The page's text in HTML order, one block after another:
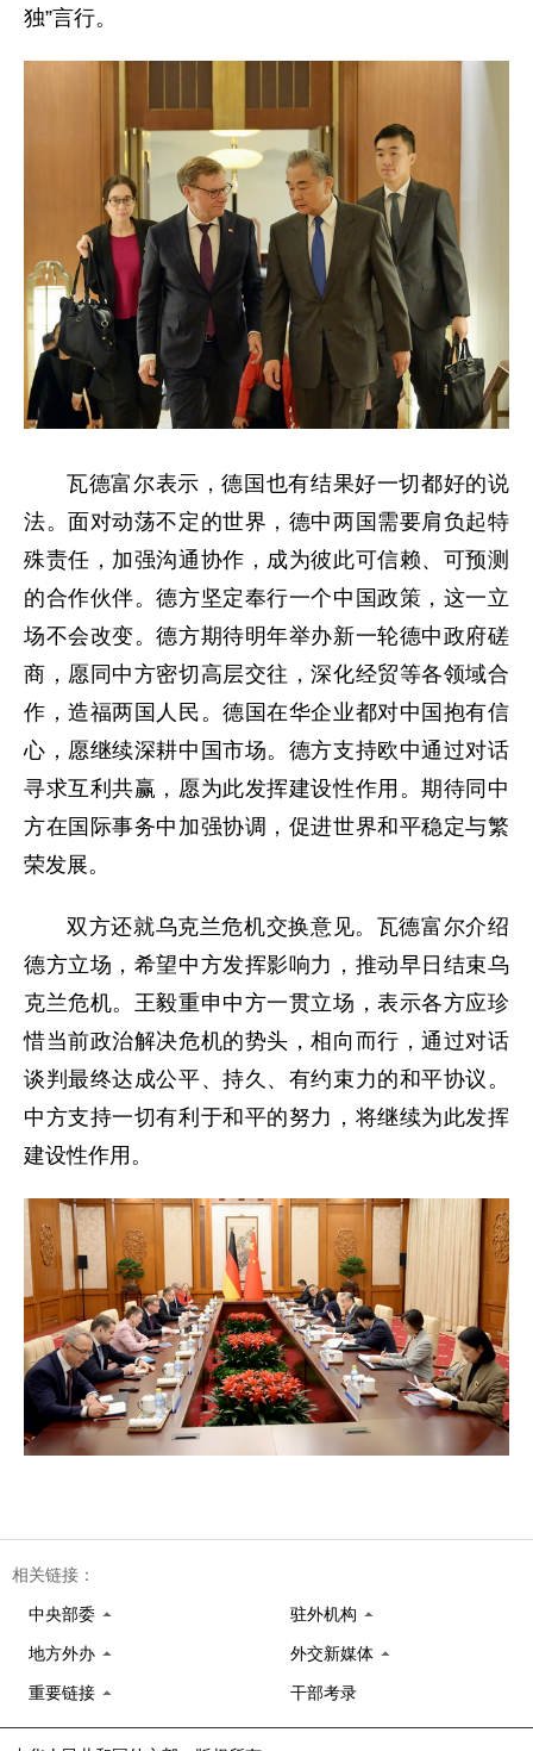
独”言行。
瓦德富尔表示，德国也有结果好一切都好的说
法。面对动荡不定的世界，德中两国需要肩负起特
殊责任，加强沟通协作，成为彼此可信赖、可预测
的合作伙伴。德方坚定奉行一个中国政策，这一立
场不会改变。德方期待明年举办新一轮德中政府磋
商，愿同中方密切高层交往，深化经贸等各领域合
作，造福两国人民。德国在华企业都对中国抱有信
心，愿继续深耕中国市场。德方支持欧中通过对话
寻求互利共赢，愿为此发挥建设性作用。期待同中
方在国际事务中加强协调，促进世界和平稳定与繁
荣发展。
双方还就乌克兰危机交换意见。瓦德富尔介绍
德方立场，希望中方发挥影响力，推动早日结束乌
克兰危机。王毅重申中方一贯立场，表示各方应珍
惜当前政治解决危机的势头，相向而行，通过对话
谈判最终达成公平、持久、有约束力的和平协议。
中方支持一切有利于和平的努力，将继续为此发挥
建设性作用。
相关链接：
中央部委 驻外机构
地方外办 外交新媒体
重要链接 干部考录